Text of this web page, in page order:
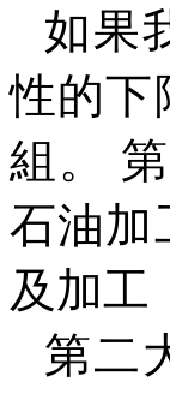
如果
性的下
組。
石油加
及加工
第二